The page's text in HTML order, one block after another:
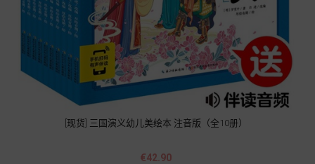
[现货] 三国演义幼儿美绘本 注音版（全10册）
Price
€42.90